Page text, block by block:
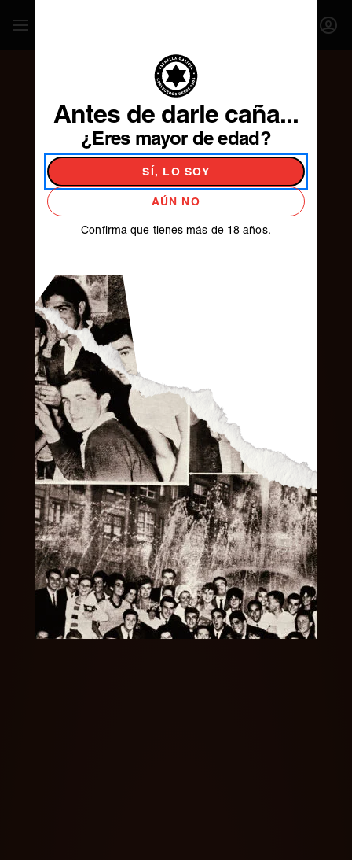
Antes de darle caña...
¿Eres mayor de edad?
SÍ, LO SOY
AÚN NO
Confirma que tienes más de 18 años.
Mostrar / Ocultar Navegación SE
PRODUCTO
CERVEZAS
Manifiesto
Desde 1906
Actualidad
Contacto
Estrella Galicia TV
AMANTES
CERVECEROS
Consejos Cerveceros
Servicio Perfecto
Historia
Actualidad
Materias Primas
Estilos de Cerveza
Elaboración
Maridaje
BEER MASTER
La Estrella
De Galicia